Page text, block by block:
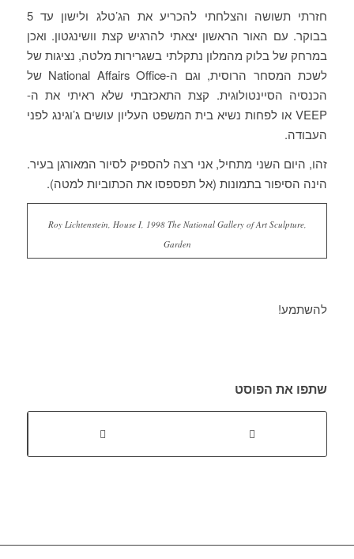
חזרתי תשושה והצלחתי להכריע את הג’טלג ולישון עד 5
בבוקר. עם האור הראשון יצאתי להרגיש קצת וושינגטון. ואכן
במרחק של בלוק מהמלון נתקלתי בשגרירות מלטה, נציגות של
לשכת המסחר הרוסית, וגם ה-National Affairs Office של
הכנסיה הסיינטולוגית. קצת התאכזבתי שלא ראיתי את ה-
VEEP או לפחות נשיא בית המשפט העליון עושים ג’וגינג לפני
העבודה.
זהו, היום השני מתחיל, אני רצה להספיק לסיור המאורגן בעיר.
הינה הסיפור בתמונות (אל תפספסו את הכתוביות למטה).
,Roy Lichtenstein, House I, 1998 The National Gallery of Art Sculpture
Garden
להשתמע!
שתפו את הפוסט